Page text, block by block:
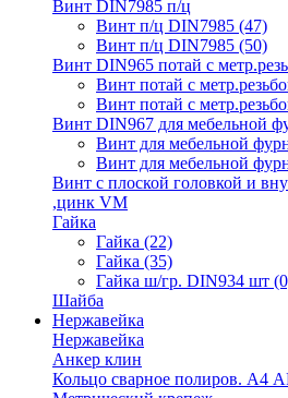
Винт DIN7985 п/ц
Винт п/ц DIN7985 (47)
Винт п/ц DIN7985 (50)
Винт DIN965 потай с
Винт потай с
Винт потай с
Винт DIN967 для мебельной
Винт для мебельной
Винт для мебельной
Винт с плоской головкой и
,цинк VM
Гайка
Гайка (22)
Гайка (35)
Гайка ш/гр. DIN934 шт
Шайба
Нержавейка
Нержавейка
Анкер клин
Кольцо сварное полиров. А4